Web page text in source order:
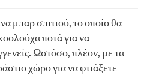
μπαρ σπιτιού, το οποίο θα
ποτά για να
Ωστόσο, πλέον, με τα
χώρο για να φτιάξετε